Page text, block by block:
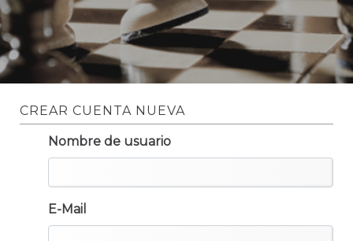
CREAR CUENTA NUEVA
Nombre de usuario
E-Mail